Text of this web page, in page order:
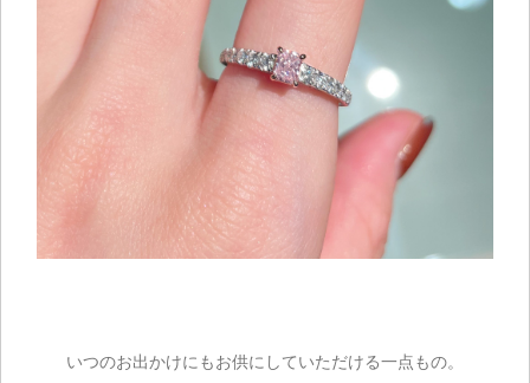
いつのお出かけにもお供にしていただける一点もの。